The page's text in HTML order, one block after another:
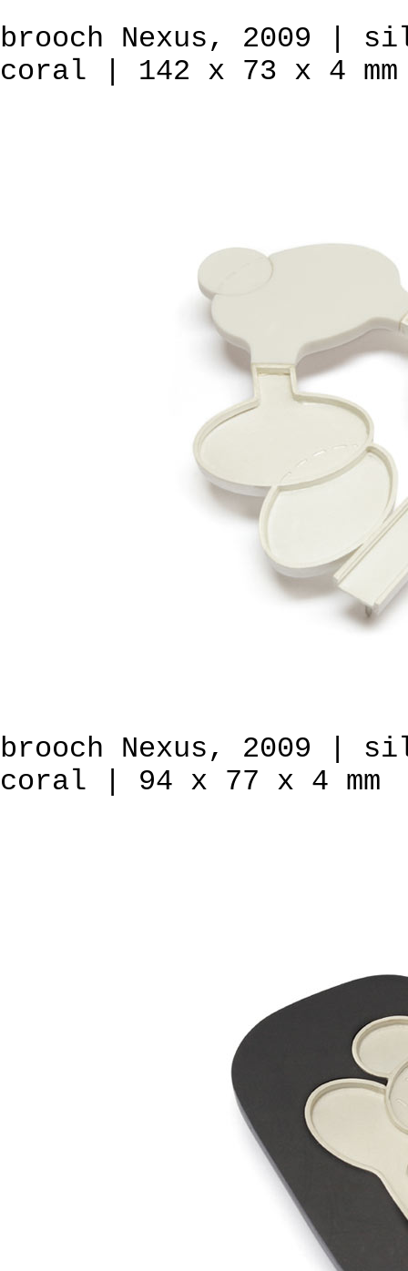
brooch Nexus, 2009 |
coral | 142 x 73 x 4 mm
brooch Nexus, 2009 |
coral | 94 x 77 x 4 mm